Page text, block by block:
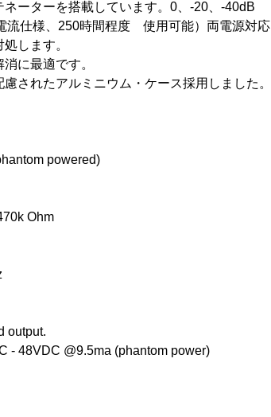
ーターを搭載しています。0、-20、-40dB
流仕様、250時間程度 使用可能）両電源対応
します。
に最適です。
されたアルミニウム・ケース採用しました。
powered)
Ohm
output.
- 48VDC @9.5ma (phantom power)